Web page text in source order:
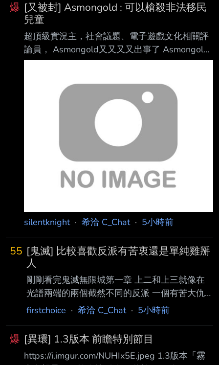
爆 [又被封] Asmongold : 可以槍殺非法移民
兒童
超頂級實況主，社會議題、電子遊戲文化相關評
論員， Asmongold又又又又出事了 Asmongold
Banned On Twitch After Saying He'd Shoot
https://www.thegamer.com/asmongold-twitch-
ban-august-2026/ Controversial streamer
Asmongold has been banned on Twitch after
saying on stream that he
silentknight· 希洽 C_Chat· 5小時前
55 [鬼滅] 比較喜歡反派有苦衷還是單純雞掰
人
剛剛看完鬼滅無限城第一章 上二和上三就像在
光譜兩端的兩個截然不同的反派 一個有苦大仇
深的悲慘過去 一個是玩弄人心的樂子人 兩人的
想看上二囂張的嘴臉被扁到落魄吃鱉 你們會比
較喜歡哪種反派 -- 哈哈其實貝庫塔前世也挺慘
的 但他雞掰的成分更多 但他是被強迫變成鬼又
firstchoice · 希洽 C_Chat· 5小時前
爆 [異環] 1.3版本 前瞻特別節目
https://i.imgur.com/NUHIx5E.jpeg 1.3版本「霧